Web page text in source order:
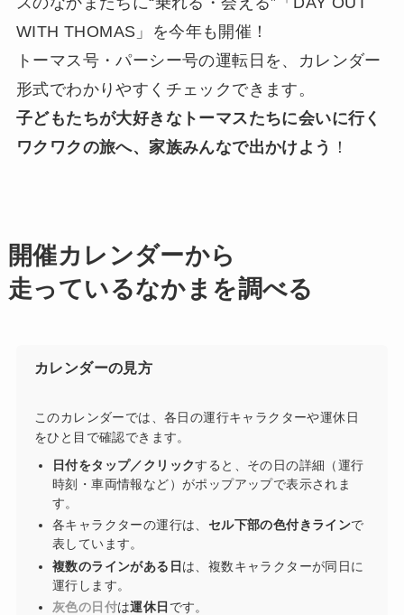
WITH THOMAS」を今年も開催！
トーマス号・パーシー号の運転日を、カレンダー
形式でわかりやすくチェックできます。
子どもたちが大好きなトーマスたちに会いに行く
ワクワクの旅へ、家族みんなで出かけよう ！
開催カレンダーから
走っているなかまを調べる
カレンダーの見方
このカレンダーでは、各日の運行キャラクターや運休日
をひと目で確認できます。
日付をタップ／クリックすると、その日の詳細（運行
時刻・車両情報など）がポップアップで表示されま
す。
各キャラクターの運行は、 セル下部の色付きラインで
表しています。
複数のラインがある日 は、複数キャラクターが同日に
運行します。
灰色の日付は運休日 です。